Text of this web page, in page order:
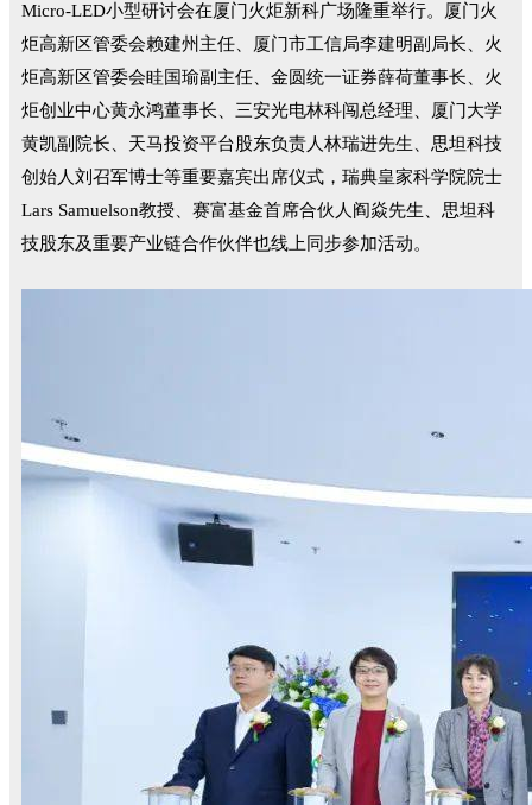
Micro-LED小型研讨会在厦门火炬新科广场隆重举行。厦门火
炬高新区管委会赖建州主任、厦门市工信局李建明副局长、火
炬高新区管委会眭国瑜副主任、金圆统一证券薛荷董事长、火
炬创业中心黄永鸿董事长、三安光电林科闯总经理、厦门大学
黄凯副院长、天马投资平台股东负责人林瑞进先生、思坦科技
创始人刘召军博士等重要嘉宾出席仪式，瑞典皇家科学院院士
Lars Samuelson教授、赛富基金首席合伙人阎焱先生、思坦科
技股东及重要产业链合作伙伴也线上同步参加活动。